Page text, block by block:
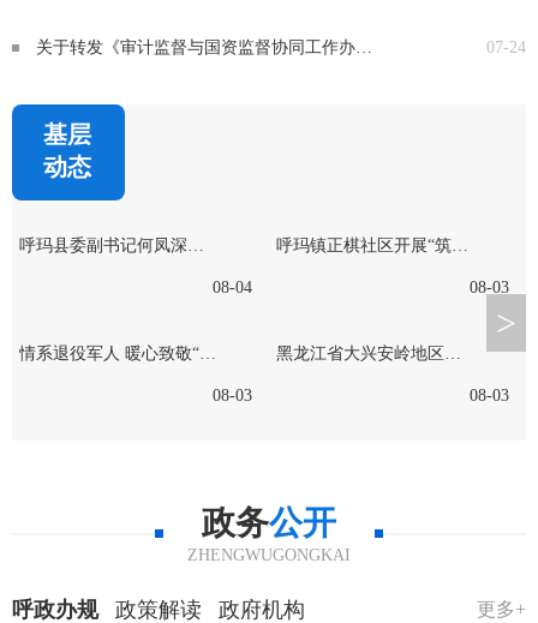
07-24
基层
动态
08-04
情系退役军人 暖心致敬“八一”——红卫村开展建军节走访慰问活动
08-03
呼玛镇正棋社区开展“筑牢安全防线 守护夏日平安”暑期防溺水志愿宣传活动
08-03
08-03
>
政务公开
ZHENGWUGONGKAI
呼政办规 政策解读 政府机构 更多+